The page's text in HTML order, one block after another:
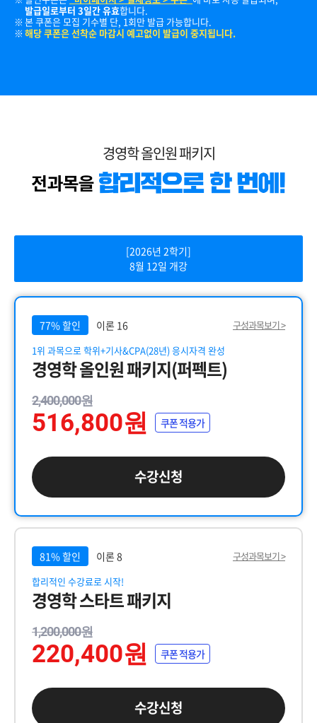
발급일로부터 3일간 유효합니다.
본 쿠폰은 모집 기수별 단, 1회만 발급 가능합니다.
해당 쿠폰은 선착순 마감시 예고없이 발급이 중지됩니다.
경영학 올인원 패키지
[2026년 2학기]
8월 12일 개강
77% 할인 이론 16
구성과목보기 >
1위 과목으로 학위+기사&CPA(28년) 응시자격 완성
경영학 올인원 패키지(퍼펙트)
2,400,000원
516,800원 쿠폰 적용가
수강신청
81% 할인 이론 8
구성과목보기 >
합리적인 수강료로 시작!
경영학 스타트 패키지
1,200,000원
220,400원 쿠폰 적용가
수강신청